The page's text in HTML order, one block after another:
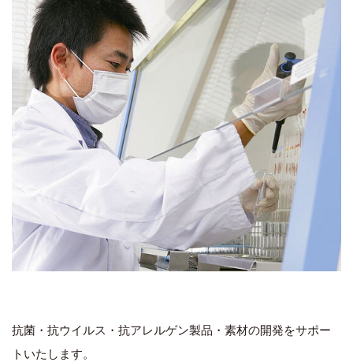
抗菌・抗ウイルス・抗アレルゲン製品・素材の開発をサポー
トいたします。